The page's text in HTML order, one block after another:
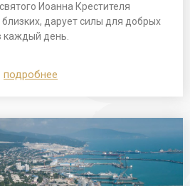
Иоанна Крестителя
дарует силы для добрых
каждый день.
подробнее